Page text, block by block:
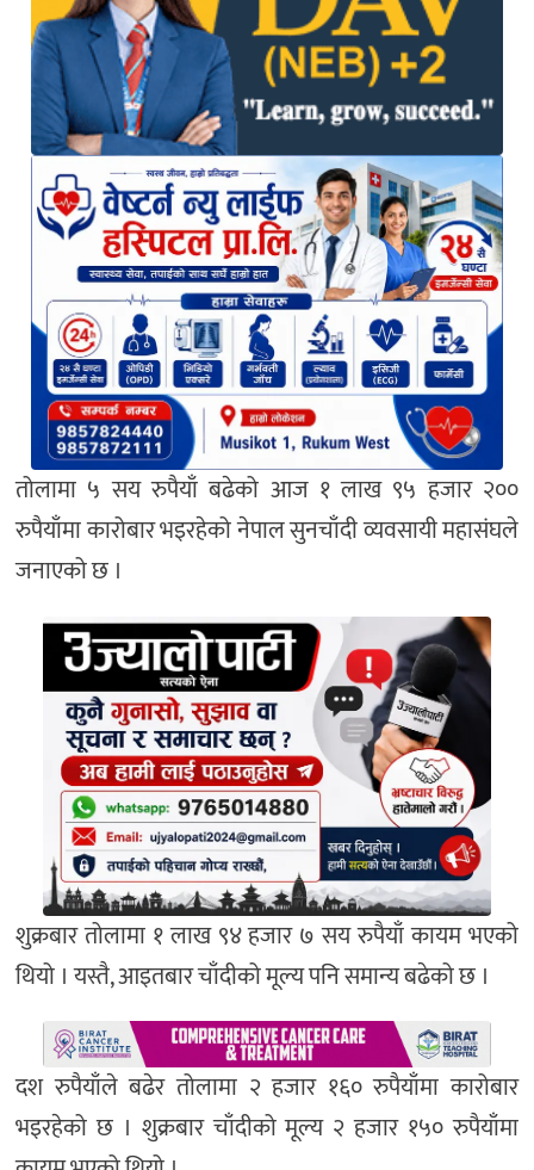
तोलामा ५ सय रुपैयाँ बढेको आज १ लाख ९५ हजार २००
रुपैयाँमा कारोबार भइरहेको नेपाल सुनचाँदी व्यवसायी महासंघले
जनाएको छ ।
शुक्रबार तोलामा १ लाख ९४ हजार ७ सय रुपैयाँ कायम भएको
थियो । यस्तै, आइतबार चाँदीको मूल्य पनि समान्य बढेको छ ।
दश रुपैयाँले बढेर तोलामा २ हजार १६० रुपैयाँमा कारोबार
भइरहेको छ । शुक्रबार चाँदीको मूल्य २ हजार १५० रुपैयाँमा